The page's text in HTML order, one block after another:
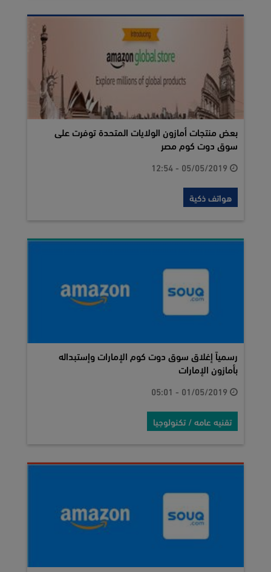
بعض منتجات أمازون الولايات المتحدة توفرت على
سوق دوت كوم مصر
هواتف ذكية
رسمياً إغلاق سوق دوت كوم الإمارات وإستبداله
بأمازون الإمارات
تقنيه عامه / تكنولوجيا